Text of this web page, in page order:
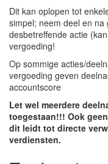
Dit kan oplopen tot
simpel; neem deel en
desbetreffende actie
vergoeding!
Op sommige acties/
vergoeding geven
accountscore
Let wel meerdere
toegestaan!!! Ook
dit leidt tot directe
verdiensten.